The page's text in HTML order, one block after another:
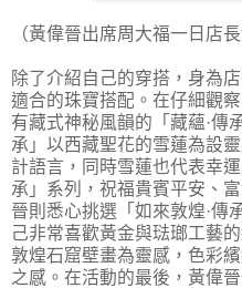
（黃偉晉出席周大福一日店長
除了介紹自己的穿搭，身為
適合的珠寶搭配。在仔細觀
有藏式神秘風韻的「藏蘊·傳
承」以西藏聖花的雪蓮為設
計語言，同時雪蓮也代表幸
承」系列，祝福貴賓平安、
晉則悉心挑選「如來敦煌·傳
己非常喜歡黃金與琺瑯工藝
敦煌石窟壁畫為靈感，色彩
之感。在活動的最後，黃偉